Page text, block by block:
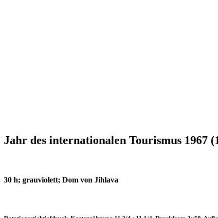
Jahr des internationalen Tourismus 1967
30 h; grauviolett; Dom von Jihlava